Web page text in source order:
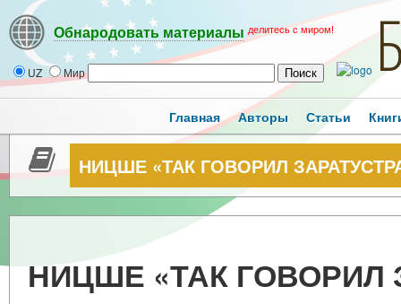
Обнародовать материалы делитесь с миром!
UZ Мир
Главная Авторы Статьи
НИЦШЕ «ТАК ГОВОРИЛ
НИЦШЕ «ТАК ГОВОРИЛ